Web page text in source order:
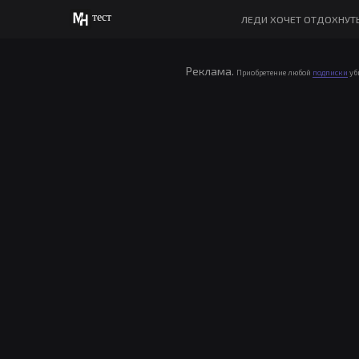
тест ЛЕДИ ХОЧЕТ
Реклама. Приобретение любой подписки